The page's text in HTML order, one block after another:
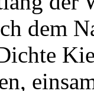
dem